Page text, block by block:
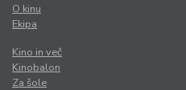
O kinu
Ekipa
Kino in več
Kinobalon
Za šole